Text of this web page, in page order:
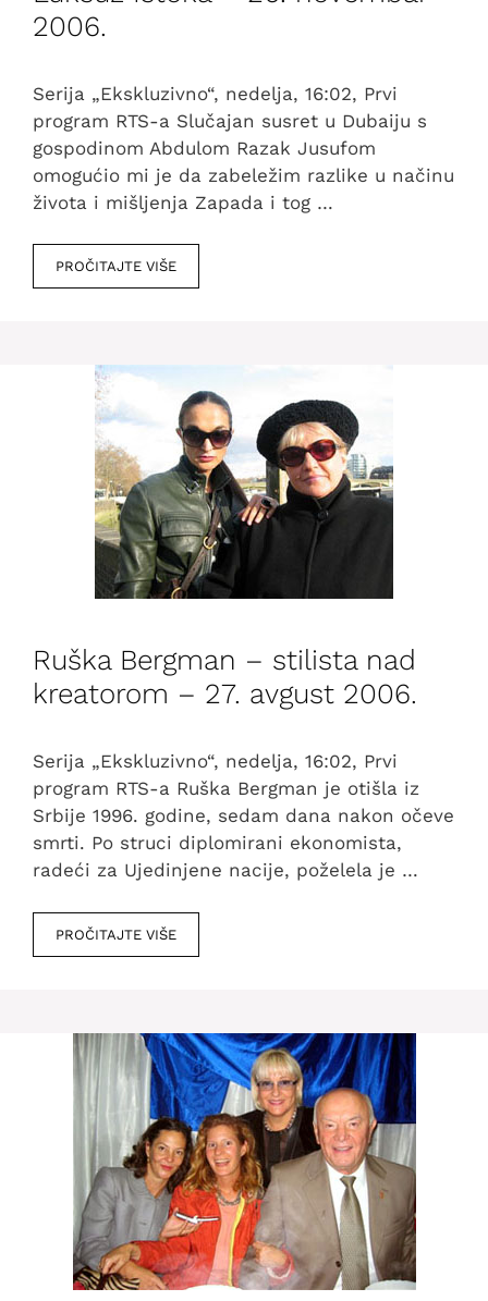
2006.
Serija „Ekskluzivno“, nedelja, 16:02, Prvi
program RTS-a Slučajan susret u Dubaiju s
gospodinom Abdulom Razak Jusufom
omogućio mi je da zabeležim razlike u načinu
života i mišljenja Zapada i tog …
PROČITAJTE VIŠE
Ruška Bergman – stilista nad
kreatorom – 27. avgust 2006.
Serija „Ekskluzivno“, nedelja, 16:02, Prvi
program RTS-a Ruška Bergman je otišla iz
Srbije 1996. godine, sedam dana nakon očeve
smrti. Po struci diplomirani ekonomista,
radeći za Ujedinjene nacije, poželela je …
PROČITAJTE VIŠE